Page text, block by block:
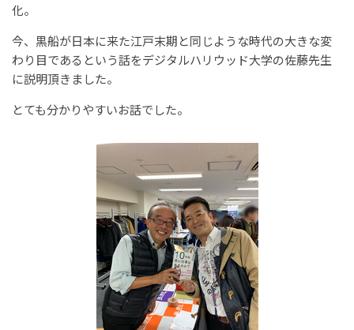
化。
今、黒船が日本に来た江戸末期と同じような時代の大きな変
わり目であるという話をデジタルハリウッド大学の佐藤先生
に説明頂きました。
とても分かりやすいお話でした。